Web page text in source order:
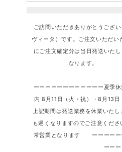
ご訪問いただきありがとうござ
ヴィータ）です。ご注文いただ
にご注文確定分は当日発送いた
なりま
ーーーー
ーーーーーーーーーーーー夏季
内 8月11日（火・祝）・8月13
上記期間は発送業務を休業いた
も遅くなりますのでご注意くだ
常営業となります ーーーーー
ーーー